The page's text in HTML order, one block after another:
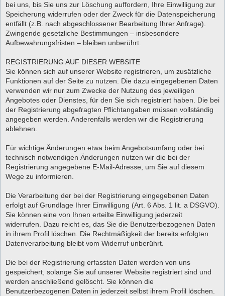
bei uns, bis Sie uns zur Löschung auffordern, Ihre Einwilligung zur
Speicherung widerrufen oder der Zweck für die Datenspeicherung
entfällt (z.B. nach abgeschlossener Bearbeitung Ihrer Anfrage).
Zwingende gesetzliche Bestimmungen – insbesondere
Aufbewahrungsfristen – bleiben unberührt.
REGISTRIERUNG AUF DIESER WEBSITE
Sie können sich auf unserer Website registrieren, um zusätzliche
Funktionen auf der Seite zu nutzen. Die dazu eingegebenen Daten
verwenden wir nur zum Zwecke der Nutzung des jeweiligen
Angebotes oder Dienstes, für den Sie sich registriert haben. Die bei
der Registrierung abgefragten Pflichtangaben müssen vollständig
angegeben werden. Anderenfalls werden wir die Registrierung
ablehnen.
Für wichtige Änderungen etwa beim Angebotsumfang oder bei
technisch notwendigen Änderungen nutzen wir die bei der
Registrierung angegebene E-Mail-Adresse, um Sie auf diesem
Wege zu informieren.
Die Verarbeitung der bei der Registrierung eingegebenen Daten
erfolgt auf Grundlage Ihrer Einwilligung (Art. 6 Abs. 1 lit. a DSGVO).
Sie können eine von Ihnen erteilte Einwilligung jederzeit
widerrufen. Dazu reicht es, das Sie die Benutzerbezogenen Daten
in ihrem Profil löschen. Die Rechtmäßigkeit der bereits erfolgten
Datenverarbeitung bleibt vom Widerruf unberührt.
Die bei der Registrierung erfassten Daten werden von uns
gespeichert, solange Sie auf unserer Website registriert sind und
werden anschließend gelöscht. Sie können die
Benutzerbezogenen Daten in jederzeit selbst ihrem Profil löschen.